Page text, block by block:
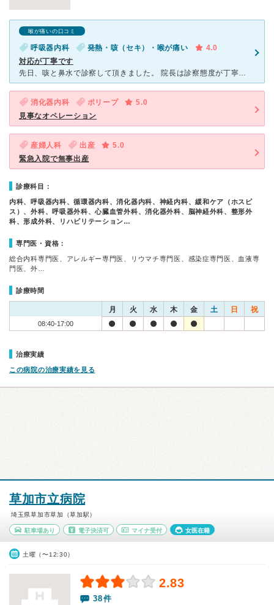
喉が痛いの口コミ
呼吸器内科 発熱・咳（セキ）・喉が痛い
4.0
対応が丁寧です
先日、咳と鼻水で診察して頂きました。 院長は診察態度が丁寧で症状説明を良く聴いてくれました。これまで経験では、多くを聞かずに診察、処方される事が多かったので、院長の丁寧な対応が有り難く感じられました
消化器内科 ポリープ
5.0
見事なオペレーション
産婦人科 出産
5.0
緊急入院で無事出産
診療科目：
内科、呼吸器内科、循環器内科、消化器内科、神経内科、緩和ケア（ホスピ
ス）、外科、呼吸器外科、心臓血管外科、消化器外科、脳神経外科、整形外
科、形成外科、リハビリテーション…
専門医・資格：
総合内科専門医、アレルギー専門医、リウマチ専門医、感染症専門医、血液専
門医、外…
診療時間
月 火 水 木 金 土 日 祝
08:40-17:00
治療実績
この病院の治療実績を見る
草加市立病院
埼玉県草加市草加（草加駅）
駐車場あり 電子決済可 マイナ受付 女医在籍
土曜（〜12:30）
2.83
38件